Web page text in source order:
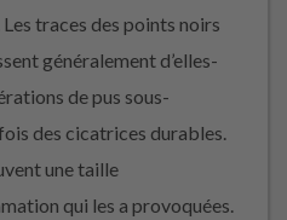
traces des points noirs
généralement d’elles-
de pus sous-
des cicatrices durables.
une taille
qui les a provoquées.